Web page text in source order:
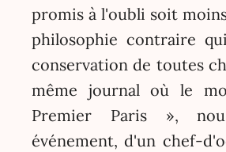
promis à l'oubli soit
philosophie contraire
conservation de toutes
même journal où le
Premier Paris »,
événement, d'un chef-